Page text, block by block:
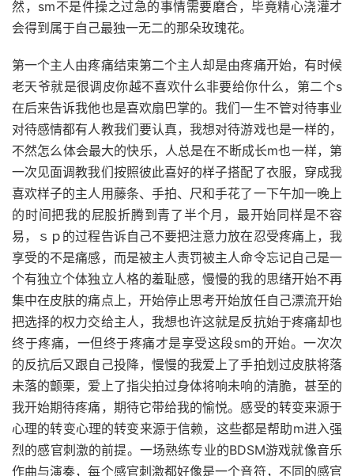
然，sm不是件操之过急的事情需要磨合，毕竟精心浇灌才
会得到属于自己最独一无二的那朵玫瑰花。
第一个主人由疼痛结束第二个主人却是由疼痛开始，有时候
老天爷就是很调皮你越不喜欢什么非要给你什么，第二个s
在后来告诉我他也是喜欢扇巴掌的。我们一生不管对待事业
对待感情都有人教我们要认真，我想对待游戏也是一样的，
不然怎么体会最大的快乐，人总是在不断成长m也一样，第
一次见面调教我们按照彼此喜好的样子搭配了衣服，穿成我
喜欢样子的主人用藤条、手拍、尺和手花了一下午加一晚上
的时间把我的屁股折腾到青了半个月，最开始同样是不容
易，ｓｐ的过程告诉自己不要把注意力放在忍受疼痛上，我
享受的不是痛感，而是被主人责罚被主人命令忘记自己是一
个有独立个体独立人格的羞耻感，慢慢的我的思绪开始不再
集中在皮肤的痛点上，开始停止思考开始放任自己漂流开始
把选择的权力交给主人，我想也许这就是反抗始于疼痛却也
终于疼痛，一但终于疼痛才是享受这段sm的开始。一次次
的反抗后又跟自己投降，慢慢的我爱上了手拍划过皮肤将落
未落的颤栗，爱上了指尖拍过身体将响未响的清脆，甚至的
我开始期待疼痛，期待它带给我的愉悦。感受的转变来源于
心理的转变心理的转变来源于信赖，这些都是帮助m进入强
烈的感官刺激的前提。一场熟练专业的BDSM游戏就像音乐
作曲与演奏，每个感官刺激都好像是一个音符，不同的感官